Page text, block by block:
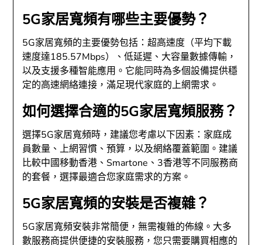
5G家居寬頻有哪些主要優勢？
5G家居寬頻的主要優勢包括：超高速度（平均下載
速度達185.57Mbps）、低延遲、大容量數據傳輸，
以及支援多種智能應用。它能同時為多個設備提供穩
定的高速網絡連接，滿足現代家庭的上網需求。
如何選擇合適的5G家居寬頻服務？
選擇5G家居寬頻時，建議您考慮以下因素：家庭成
員數量、上網習慣、預算，以及網絡覆蓋範圍。建議
比較中國移動香港、Smartone、3香港等不同服務商
的套餐，選擇最適合您家庭需求的方案。
5G家居寬頻的安裝是否複雜？
5G家居寬頻安裝非常簡便，無需複雜的佈線。大多
數服務商提供便捷的安裝服務，您只需要購買相應的